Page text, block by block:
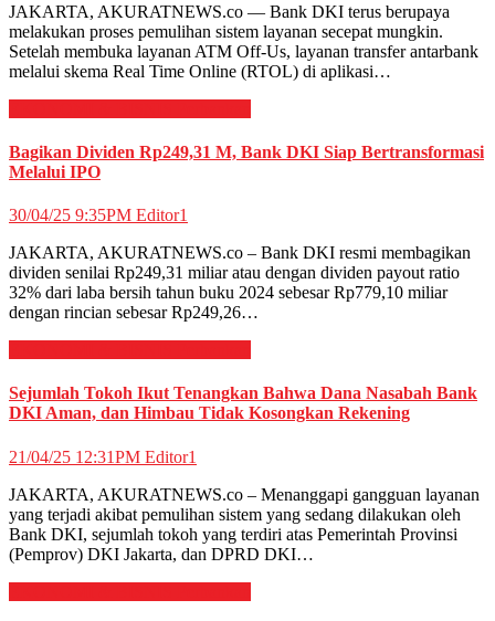
JAKARTA, AKURATNEWS.co — Bank DKI terus berupaya
melakukan proses pemulihan sistem layanan secepat mungkin.
Setelah membuka layanan ATM Off-Us, layanan transfer antarbank
melalui skema Real Time Online (RTOL) di aplikasi…
Bagikan Dividen Rp249,31 M, Bank DKI Siap Bertransformasi
Melalui IPO
30/04/25 9:35PM Editor1
JAKARTA, AKURATNEWS.co – Bank DKI resmi membagikan
dividen senilai Rp249,31 miliar atau dengan dividen payout ratio
32% dari laba bersih tahun buku 2024 sebesar Rp779,10 miliar
dengan rincian sebesar Rp249,26…
Sejumlah Tokoh Ikut Tenangkan Bahwa Dana Nasabah Bank
DKI Aman, dan Himbau Tidak Kosongkan Rekening
21/04/25 12:31PM Editor1
JAKARTA, AKURATNEWS.co – Menanggapi gangguan layanan
yang terjadi akibat pemulihan sistem yang sedang dilakukan oleh
Bank DKI, sejumlah tokoh yang terdiri atas Pemerintah Provinsi
(Pemprov) DKI Jakarta, dan DPRD DKI…